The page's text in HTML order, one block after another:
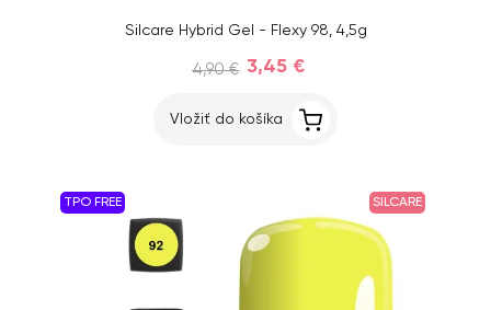
Silcare Hybrid Gel - Flexy 98, 4,5g
4,90 € 3,45 €
Vložiť do košíka
TPO FREE SILCARE